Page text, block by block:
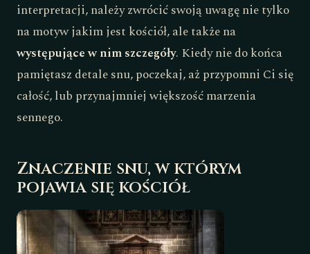
interpretacji, należy zwrócić swoją uwagę nie tylko
na motyw jakim jest kościół, ale także na
występujące w nim szczegóły. Kiedy nie do końca
pamiętasz detale snu, poczekaj, aż przypomni Ci się
całość, lub przynajmniej większość marzenia
sennego.
Znaczenie snu, w którym
pojawia się kościół